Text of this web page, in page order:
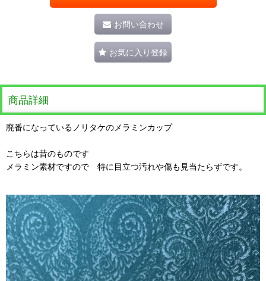
お問い合わせ
お気に入り登録
商品詳細
廃番になっているノリタケのメラミンカップ
こちらは昔のものです
メラミン素材ですので 特に目立つ汚れや傷も見当たらずです。